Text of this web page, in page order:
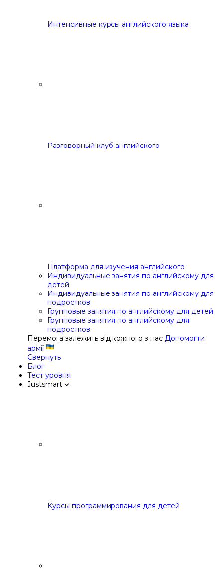
Интенсивные курсы английского языка
Разговорный клуб английского
Платформа для изучения английского
Индивидуальные занятия по английскому для
детей
Индивидуальные занятия по английскому для
подростков
Групповые занятия по английскому для детей
Групповые занятия по английскому для
подростков
Перемога залежить від кожного з нас Допомогти
армії
Свернуть
Блог
Тест уровня
Justsmart
Курсы программирования для детей